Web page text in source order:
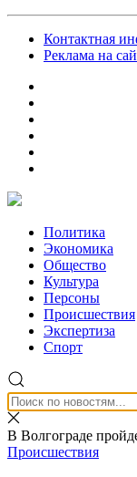
Контактная
Реклама на
Политика
Экономика
Общество
Культура
Персоны
Происшествия
Экспертиза
Спорт
В Волгограде
Происшествия